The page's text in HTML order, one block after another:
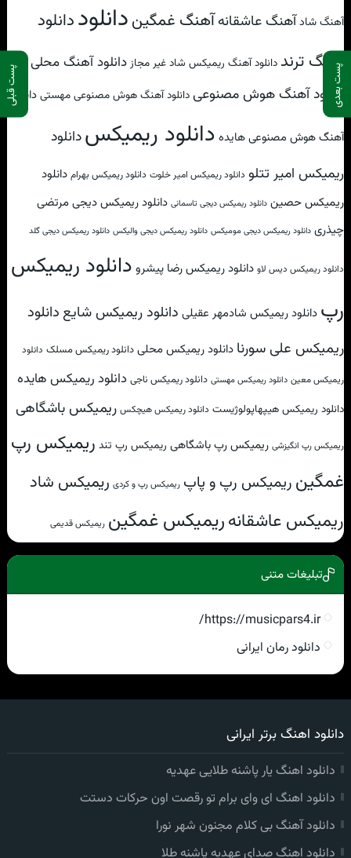
پست بعدی پست قبلی
آهنگ شادآهنگ عاشقانهآهنگ غمگیندانلوددانلود
آهنگ ترند دانلود آهنگ ریمیکس شاد غیر مجاز دانلود آهنگ محلی
دانلود آهنگ هوش مصنوعیدانلود آهنگ هوش مصنوعی مهستیدانلود
آهنگ هوش مصنوعی هایده دانلود ریمیکسدانلود
ریمیکس امیر تتلو دانلود ریمیکس امیر خلوت دانلود ریمیکس بهرام دانلود
ریمیکس حصین دانلود ریمیکس دیجی تاسمانی دانلود ریمیکس دیجی مرتضی
چیذری دانلود ریمیکس دیجی مومیکس دانلود ریمیکس دیجی والیکس دانلود ریمیکس دیجی گلد
دانلود ریمیکس دیس لاو دانلود ریمیکس رضا پیشرو دانلود ریمیکس
رپ دانلود ریمیکس شادمهر عقیلی دانلود ریمیکس شایع دانلود
ریمیکس علی سورنا دانلود ریمیکس محلی دانلود ریمیکس مسلک دانلود
ریمیکس معین دانلود ریمیکس مهستی دانلود ریمیکس ناجی دانلود ریمیکس هایده
دانلود ریمیکس هیپهاپولوژیست دانلود ریمیکس هیچکس ریمیکس باشگاهی
ریمیکس رپ انگیزشی ریمیکس رپ باشگاهی ریمیکس رپ تند ریمیکس رپ
غمگین ریمیکس رپ و پاپ ریمیکس رپ و کردی ریمیکس شاد
ریمیکس عاشقانهریمیکس غمگین ریمیکس قدیمی
تبلیغات متنی
https://musicpars4.ir/
دانلود رمان ایرانی
دانلود اهنگ برتر ایرانی
دانلود اهنگ یار پاشنه طلایی عهدیه
دانلود اهنگ ای وای برام تو رقصت اون حرکات دستت
دانلود آهنگ بی کلام مجنون شهر نورا
دانلود اهنگ صدای عهدیه پاشنه طلا